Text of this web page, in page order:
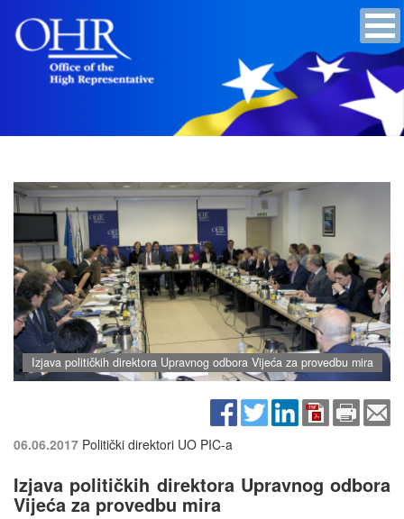
Izjava političkih direktora Upravnog odbora Vijeća za provedbu mira
06.06.2017 Politički direktori UO PIC-a
Izjava političkih direktora Upravnog odbora
Vijeća za provedbu mira